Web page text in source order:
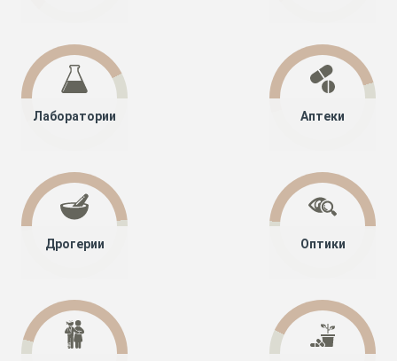
Лаборатории Аптеки
Дрогерии Оптики